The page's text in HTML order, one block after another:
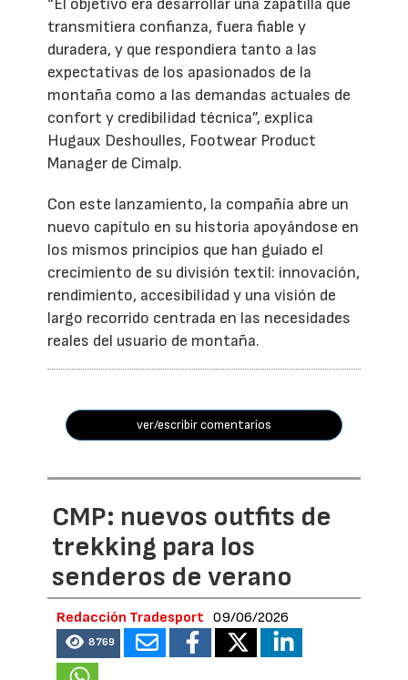
“El objetivo era desarrollar una zapatilla que
transmitiera confianza, fuera fiable y
duradera, y que respondiera tanto a las
expectativas de los apasionados de la
montaña como a las demandas actuales de
confort y credibilidad técnica”, explica
Hugaux Deshoulles, Footwear Product
Manager de Cimalp.
Con este lanzamiento, la compañía abre un
nuevo capítulo en su historia apoyándose en
los mismos principios que han guiado el
crecimiento de su división textil: innovación,
rendimiento, accesibilidad y una visión de
largo recorrido centrada en las necesidades
reales del usuario de montaña.
ver/escribir comentarios
CMP: nuevos outfits de
trekking para los
senderos de verano
Redacción Tradesport 09/06/2026
8769